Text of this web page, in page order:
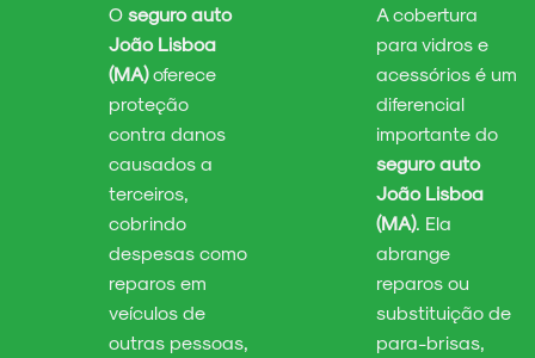
O seguro auto
João Lisboa
(MA)oferece
proteção
contra danos
causados a
terceiros,
cobrindo
despesas como
reparos em
veículos de
outras pessoas,
A cobertura
para vidros e
acessórios é um
diferencial
importante do
seguro auto
João Lisboa
(MA). Ela
abrange
reparos ou
substituição de
para-brisas,